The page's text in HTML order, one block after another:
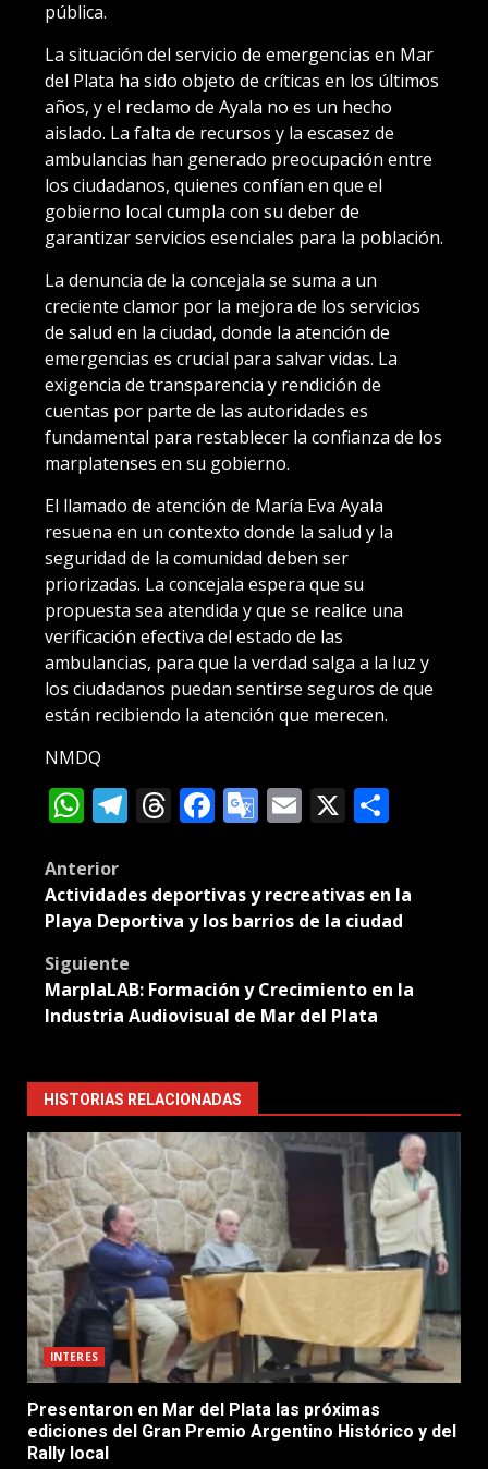
pública.
La situación del servicio de emergencias en Mar
del Plata ha sido objeto de críticas en los últimos
años, y el reclamo de Ayala no es un hecho
aislado. La falta de recursos y la escasez de
ambulancias han generado preocupación entre
los ciudadanos, quienes confían en que el
gobierno local cumpla con su deber de
garantizar servicios esenciales para la población.
La denuncia de la concejala se suma a un
creciente clamor por la mejora de los servicios
de salud en la ciudad, donde la atención de
emergencias es crucial para salvar vidas. La
exigencia de transparencia y rendición de
cuentas por parte de las autoridades es
fundamental para restablecer la confianza de los
marplatenses en su gobierno.
El llamado de atención de María Eva Ayala
resuena en un contexto donde la salud y la
seguridad de la comunidad deben ser
priorizadas. La concejala espera que su
propuesta sea atendida y que se realice una
verificación efectiva del estado de las
ambulancias, para que la verdad salga a la luz y
los ciudadanos puedan sentirse seguros de que
están recibiendo la atención que merecen.
NMDQ
WhatsApp
Telegram
Threads
Facebook
Google
Email
X
Post
navigation
Anterior
Actividades deportivas y recreativas en la
Playa Deportiva y los barrios de la ciudad
Siguiente
MarplaLAB: Formación y Crecimiento en la
Industria Audiovisual de Mar del Plata
HISTORIAS RELACIONADAS
INTERES
Presentaron en Mar del Plata las próximas
ediciones del Gran Premio Argentino Histórico y del
Rally local